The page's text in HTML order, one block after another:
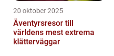
20 oktober 2025
Äventyrsresor till
världens mest extrema
klätterväggar